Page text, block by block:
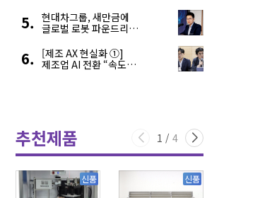
4위 맹추격
현대차그룹, 새만금에
글로벌 로봇 파운드리
[제조 AX 현실화 ①]
제조업 AI 전환 “속도와
추천제품 1 / 4
신품 신품